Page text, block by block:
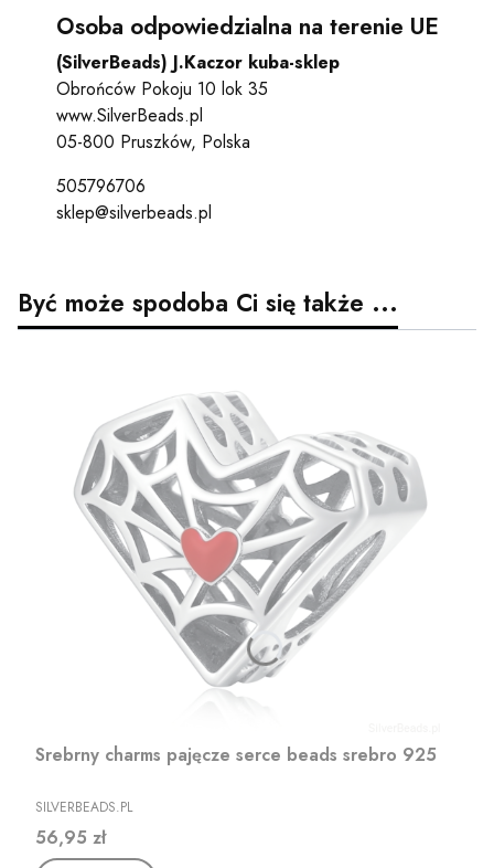
Osoba odpowiedzialna na terenie UE
(SilverBeads) J.Kaczor kuba-sklep
Obrońców Pokoju 10 lok 35
www.SilverBeads.pl
05-800 Pruszków, Polska
505796706
sklep@silverbeads.pl
Być może spodoba Ci się także ...
Srebrny charms pajęcze serce beads srebro 925
PRODUCENT
SILVERBEADS.PL
Cena
56,95 zł